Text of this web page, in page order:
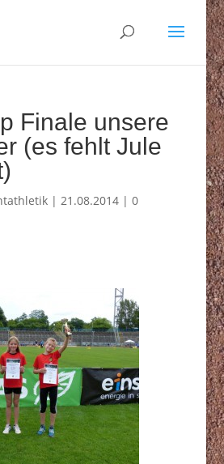
Finale unsere
(es fehlt Jule
| 21.08.2014| 0